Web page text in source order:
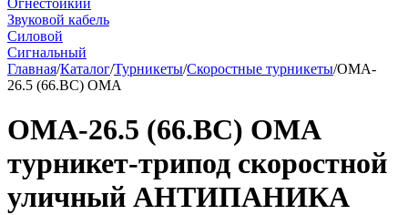
Огнестойкий
Звуковой кабель
Силовой
Сигнальный
Главная/Каталог/Турникеты/Скоростные турникеты/OMA-
26.5 (66.ВС) ОМА
OMA-26.5 (66.ВС) ОМА
турникет-трипод скоростной
уличный АНТИПАНИКА